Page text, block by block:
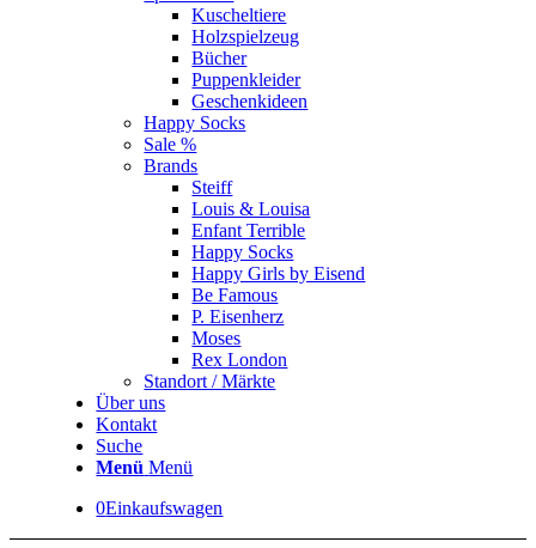
Kuscheltiere
Holzspielzeug
Bücher
Puppenkleider
Geschenkideen
Happy Socks
Sale %
Brands
Steiff
Louis & Louisa
Enfant Terrible
Happy Socks
Happy Girls by Eisend
Be Famous
P. Eisenherz
Moses
Rex London
Standort / Märkte
Über uns
Kontakt
Suche
Menü Menü
0Einkaufswagen